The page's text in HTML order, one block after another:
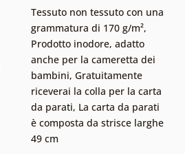
Tessuto non tessuto con una
grammatura di 170 g/m²,
Prodotto inodore, adatto
anche per la cameretta dei
bambini, Gratuitamente
riceverai la colla per la carta
da parati, La carta da parati
è composta da strisce larghe
49 cm